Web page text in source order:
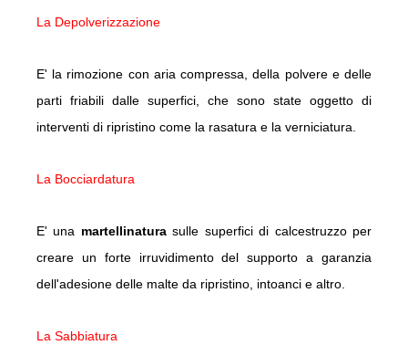
La Depolverizzazione
E' la rimozione con aria compressa, della polvere e delle
parti friabili dalle superfici, che sono state oggetto di
interventi di ripristino come la rasatura e la verniciatura.
La Bocciardatura
E' una martellinaturasulle superfici di calcestruzzo per
creare un forte irruvidimento del supporto a garanzia
dell'adesione delle malte da ripristino, intoanci e altro.
La Sabbiatura